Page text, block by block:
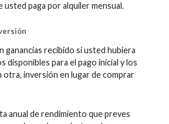
usted paga por alquiler mensual.
ganancias recibido si usted hubiera
disponibles para el pago inicial y los
otra, inversión en lugar de comprar
anual de rendimiento que preves